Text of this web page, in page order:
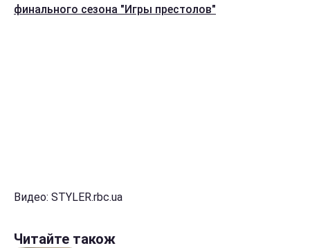
финального сезона "Игры престолов"
Видео: STYLER.rbc.ua
Читайте також